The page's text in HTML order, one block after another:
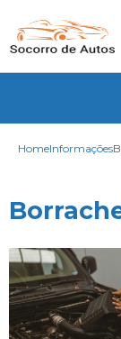
HomeInformações